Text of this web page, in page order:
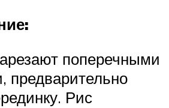
поперечными
предварительно
Рис